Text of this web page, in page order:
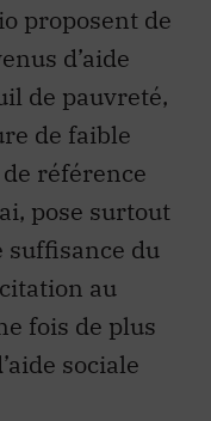
proposent de
d’aide
de pauvreté,
de faible
référence
pose surtout
suffisance du
au
fois de plus
sociale